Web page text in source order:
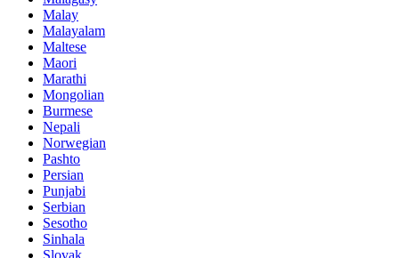
Malay
Malayalam
Maltese
Maori
Marathi
Mongolian
Burmese
Nepali
Norwegian
Pashto
Persian
Punjabi
Serbian
Sesotho
Sinhala
Slovak